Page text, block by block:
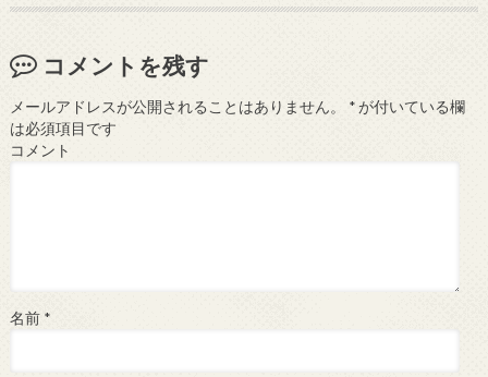
コメントを残す
メールアドレスが公開されることはありません。 *が付いている欄
は必須項目です
コメント
名前 *